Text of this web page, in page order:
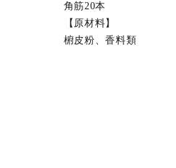
角筋20本
【原材料】
椨皮粉、香料類